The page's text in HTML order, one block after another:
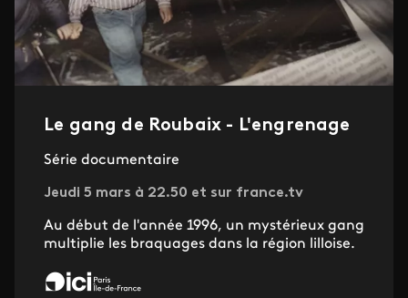
Le gang de Roubaix - L'engrenage
Série documentaire
Jeudi 5 mars à 22.50 et sur france.tv
Au début de l'année 1996, un mystérieux gang
multiplie les braquages dans la région lilloise.